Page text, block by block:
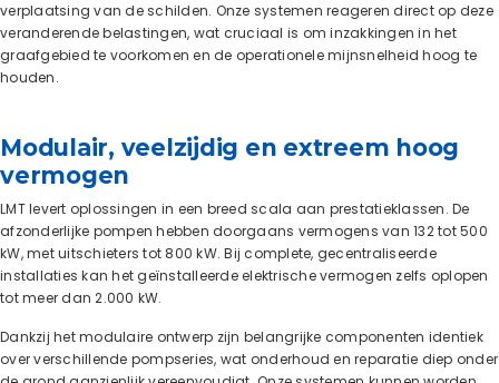
verplaatsing van de schilden. Onze systemen reageren direct op deze
veranderende belastingen, wat cruciaal is om inzakkingen in het
graafgebied te voorkomen en de operationele mijnsnelheid hoog te
houden.
Modulair, veelzijdig en extreem hoog
vermogen
LMT levert oplossingen in een breed scala aan prestatieklassen. De
afzonderlijke pompen hebben doorgaans vermogens van 132 tot 500
kW, met uitschieters tot 800 kW. Bij complete, gecentraliseerde
installaties kan het geïnstalleerde elektrische vermogen zelfs oplopen
tot meer dan 2.000 kW.
Dankzij het modulaire ontwerp zijn belangrijke componenten identiek
over verschillende pompseries, wat onderhoud en reparatie diep onder